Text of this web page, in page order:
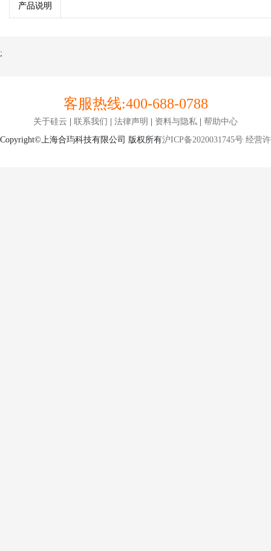
产品说明
;
客服热线:400-688-0788
关于硅云 | 联系我们 | 法律声明 | 资料与隐私 | 帮助中心
Copyright©上海合玙科技有限公司 版权所有沪ICP备2020031745号 经营